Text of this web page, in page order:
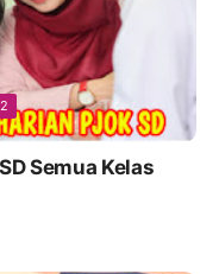
Semua Kelas